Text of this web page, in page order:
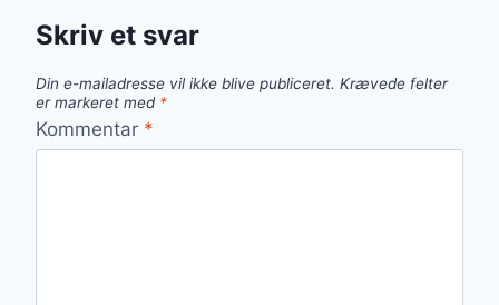
Skriv et svar
Din e-mailadresse vil ikke blive publiceret. Krævede felter
er markeret med *
Kommentar *